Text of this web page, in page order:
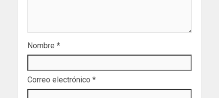
Nombre *
Correo electrónico *